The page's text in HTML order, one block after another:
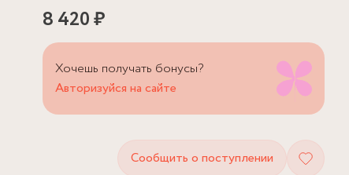
8 420 ₽
Хочешь получать бонусы?
Авторизуйся на сайте
Сообщить о поступлении